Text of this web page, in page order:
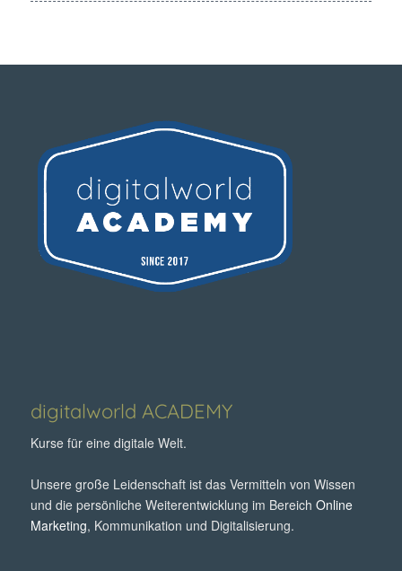
digitalworld ACADEMY
Kurse für eine digitale Welt.
Unsere große Leidenschaft ist das Vermitteln von Wissen
und die persönliche Weiterentwicklung im Bereich Online
Marketing, Kommunikation und Digitalisierung.